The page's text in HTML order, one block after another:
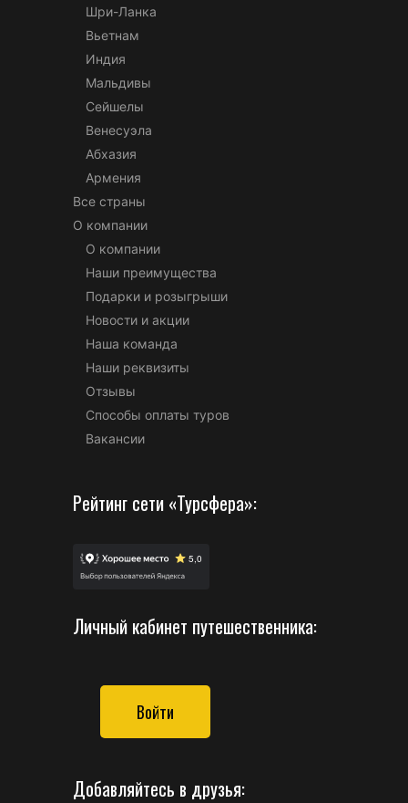
Шри-Ланка
Вьетнам
Индия
Мальдивы
Сейшелы
Венесуэла
Абхазия
Армения
Все страны
О компании
О компании
Наши преимущества
Подарки и розыгрыши
Новости и акции
Наша команда
Наши реквизиты
Отзывы
Способы оплаты туров
Вакансии
Рейтинг сети «Турсфера»:
Личный кабинет путешественника:
Войти
Добавляйтесь в друзья: